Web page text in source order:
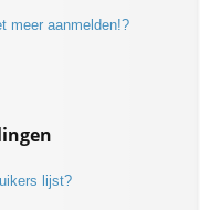
meer aanmelden!?
lijst?